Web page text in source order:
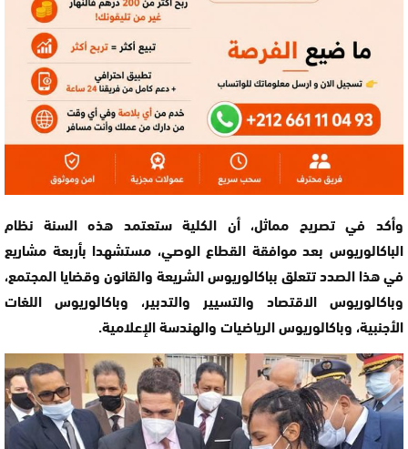
وأكد في تصريح مماثل، أن الكلية ستعتمد هذه السنة نظام
الباكالوريوس بعد موافقة القطاع الوصي، مستشهدا بأربعة مشاريع
في هذا الصدد تتعلق بباكالوريوس الشريعة والقانون وقضايا المجتمع،
وباكالوريوس الاقتصاد والتسيير والتدبير، وباكالوريوس اللغات
الأجنبية، وباكالوريوس الرياضيات والهندسة الإعلامية.